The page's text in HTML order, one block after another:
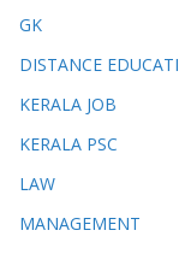
GK
DISTANCE
KERALA JOB
KERALA PSC
LAW
MANAGEMENT